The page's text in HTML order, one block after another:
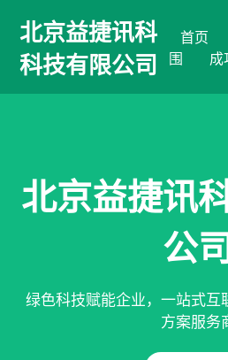
北京益捷讯科
科技有限公司
首页
围
成
北京益捷讯
公司
绿色科技赋能企业，一站式互
方案服务